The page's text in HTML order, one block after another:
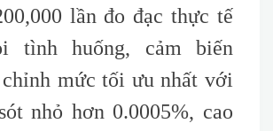
lần đo đạc thực tế
tình huống, cảm biến
mức tối ưu nhất với
nhỏ hơn 0.0005%, cao